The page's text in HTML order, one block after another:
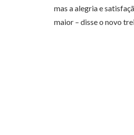
mas a alegria e
maior – disse o novo